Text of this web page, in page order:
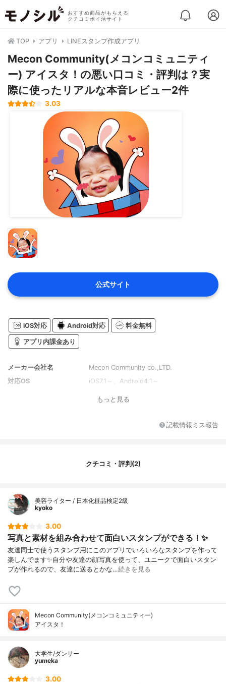
おすすめ商品がもらえる
クチコミポイ活サイト
TOP アプリ LINEスタンプ作成アプリ
Mecon Community(メコンコミュニティ
ー) アイスタ！の悪い口コミ・評判は？実
際に使ったリアルな本音レビュー2件
3.03
公式サイト
iOS対応 Android対応 料金無料
アプリ内課金あり
メーカー会社名
‎Mecon Community co.,LTD.
対応OS
iOS7.1～、Android4.1～
もっと見る
記載情報ミス報告
クチコミ・評判(2)
美容ライター / 日本化粧品検定2級
kyoko
3.00
写真と素材を組み合わせて面白いスタンプができる！✨
友達同士で使うスタンプ用にこのアプリでいろいろなスタンプを作って
楽しんでます✨自分や友達の顔写真を使って、ユニークで面白いスタン
プが作れるので、友達に送るとかな…続きを見る
Mecon Community(メコンコミュニティー)
アイスタ！
大学生/ダンサー
yumeka
3.00